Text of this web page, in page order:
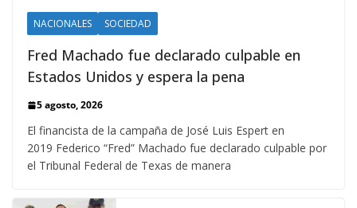
NACIONALES SOCIEDAD
Fred Machado fue declarado culpable en
Estados Unidos y espera la pena
5 agosto, 2026
El financista de la campaña de José Luis Espert en
2019 Federico “Fred” Machado fue declarado culpable por
el Tribunal Federal de Texas de manera